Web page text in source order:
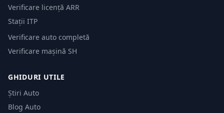
Verificare licență ARR
Stații ITP
Verificare auto completă
Verificare mașină SH
GHIDURI UTILE
Știri Auto
Blog Auto